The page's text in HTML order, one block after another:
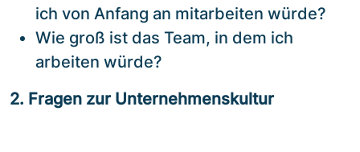
ich von Anfang an mitarbeiten würde?
Wie groß ist das Team, in dem ich
arbeiten würde?
2. Fragen zur Unternehmenskultur